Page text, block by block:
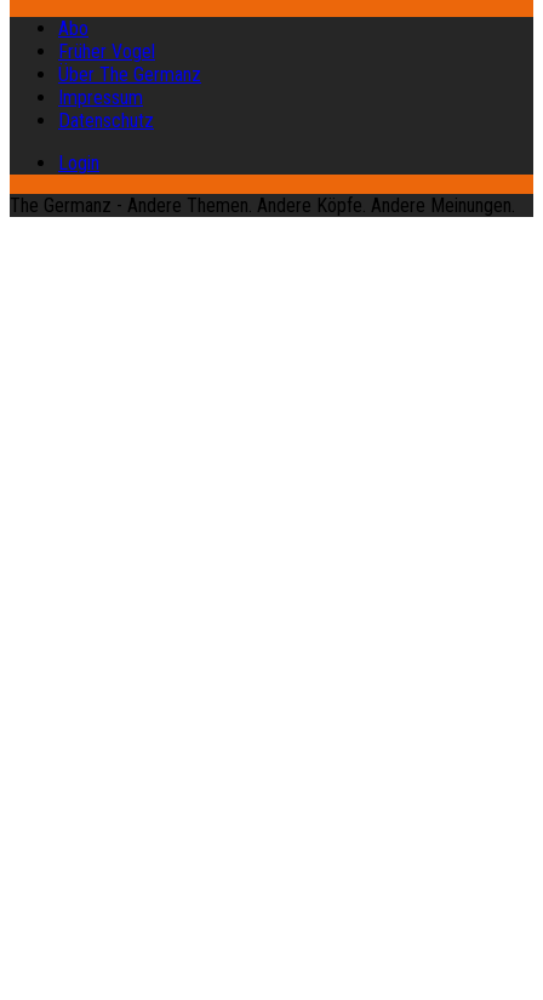
Abo
Früher Vogel
Über The Germanz
Impressum
Datenschutz
Login
The Germanz - Andere Themen. Andere Köpfe. Andere Meinungen.